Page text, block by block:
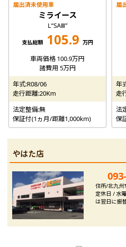
届出済未使用車
ミライース
L“SAⅢ”
支払総額 105.9 万円
車両価格 100.9万円
諸費用 5万円
年式:R08/06
走行距離:20Km
法定整備:無
保証付(1ヵ月/距離1,000km)
届
年
走
法
保
やはた店
住所/北九州
定休日 / 水
は翌日に振替